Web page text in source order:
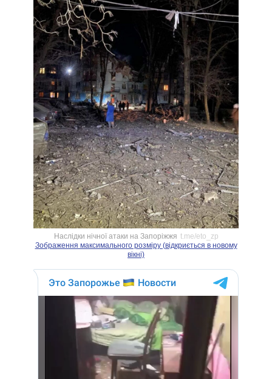
Наслідки нічної атаки на Запоріжжя t.me/eto_zp
Зображення максимального розміру (відкриється в новому
вікні)